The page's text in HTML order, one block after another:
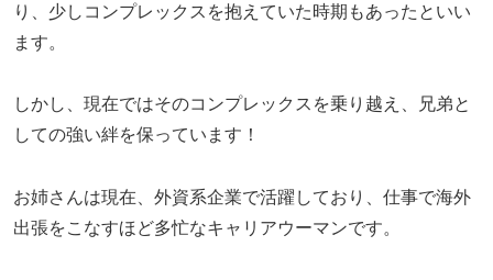
り、少しコンプレックスを抱えていた時期もあったといい
ます。
しかし、現在ではそのコンプレックスを乗り越え、兄弟と
しての強い絆を保っています！
お姉さんは現在、外資系企業で活躍しており、仕事で海外
出張をこなすほど多忙なキャリアウーマンです。